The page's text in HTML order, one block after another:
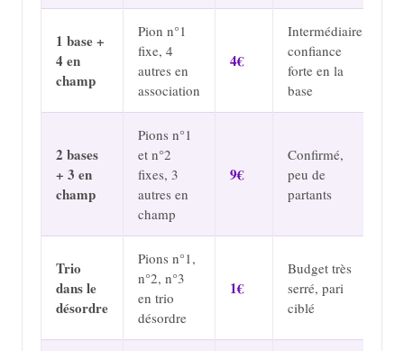
1 base +
4 en
champ
Pion n°1
fixe, 4
autres en
association
4€
Intermédiaire,
confiance
forte en la
base
2 bases
+ 3 en
champ
Pions n°1
et n°2
fixes, 3
autres en
champ
9€
Confirmé,
peu de
partants
Trio
dans le
désordre
Pions n°1,
n°2, n°3
en trio
désordre
1€
Budget très
serré, pari
ciblé